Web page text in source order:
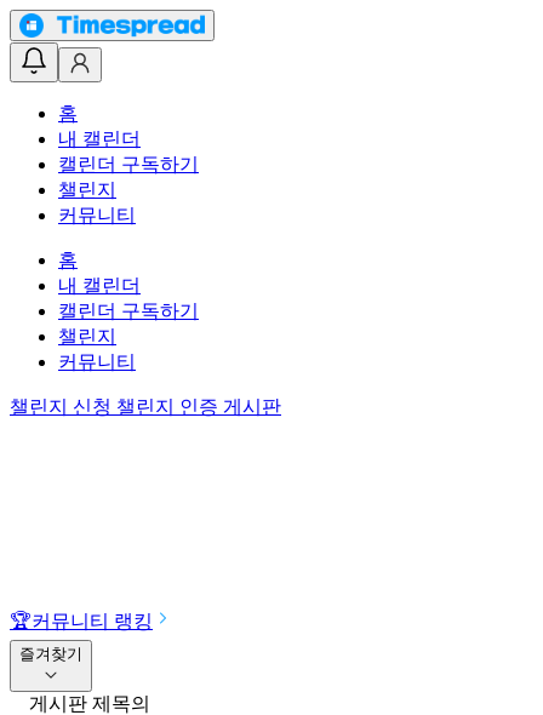
홈
내 캘린더
캘린더 구독하기
챌린지
커뮤니티
홈
내 캘린더
캘린더 구독하기
챌린지
커뮤니티
챌린지 신청 챌린지 인증 게시판
🏆커뮤니티 랭킹
즐겨찾기
게시판 제목의